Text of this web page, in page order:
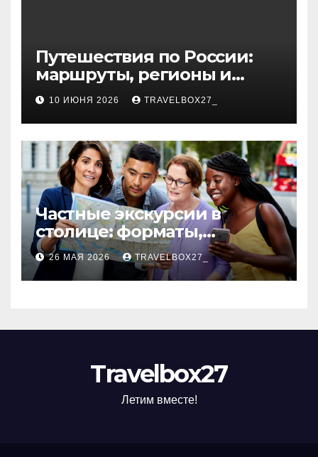
Путешествия по России:
маршруты, регионы и
особенности поездок
10 ИЮНЯ 2026 TRAVELBOX27_
Частные экскурсии в
столице: форматы,
маршруты и особенности
организации
26 МАЯ 2026 TRAVELBOX27_
Travelbox27
Летим вместе!